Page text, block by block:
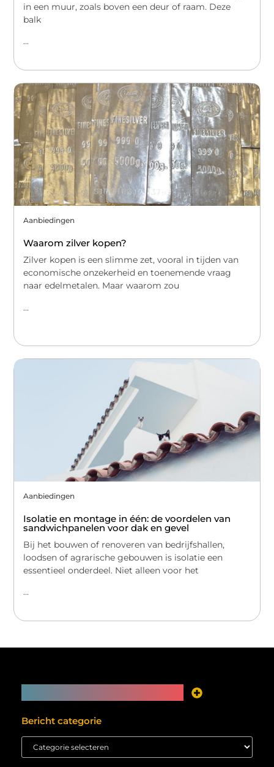
in een muur, zoals boven een deur of raam. Deze
balk
...
Aanbiedingen
Waarom zilver kopen?
Zilver kopen is een slimme zet, vooral in tijden van
economische onzekerheid en toenemende vraag
naar edelmetalen. Maar waarom zou
...
Aanbiedingen
Isolatie en montage in één: de voordelen van
sandwichpanelen voor dak en gevel
Bij het bouwen of renoveren van bedrijfshallen,
loodsen of agrarische gebouwen is isolatie een
essentieel onderdeel. Niet alleen voor het
...
Bericht categorie